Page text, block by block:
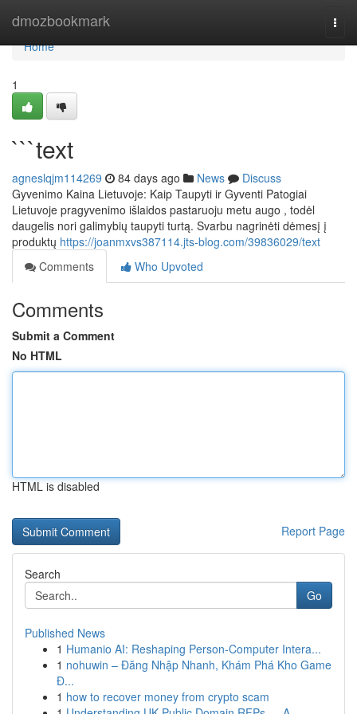
dmozbookmark
Home
Home
1
```text
agneslqjm114269 84 days ago News
Discuss
Gyvenimo Kaina Lietuvoje: Kaip Taupyti ir Gyventi Patogiai
Lietuvoje pragyvenimo išlaidos pastaruoju metu augo , todėl
daugelis nori galimybių taupyti turtą. Svarbu nagrinėti dėmesį į
produktų https://joanmxvs387114.jts-blog.com/39836029/text
Comments
Who Upvoted
Comments
Submit a Comment
No HTML
HTML is disabled
Report Page
Search
Go
Published News
1 Humanio AI: Reshaping Person-Computer Intera...
1 nohuwin – Đăng Nhập Nhanh, Khám Phá Kho Game
Đ...
1 how to recover money from crypto scam